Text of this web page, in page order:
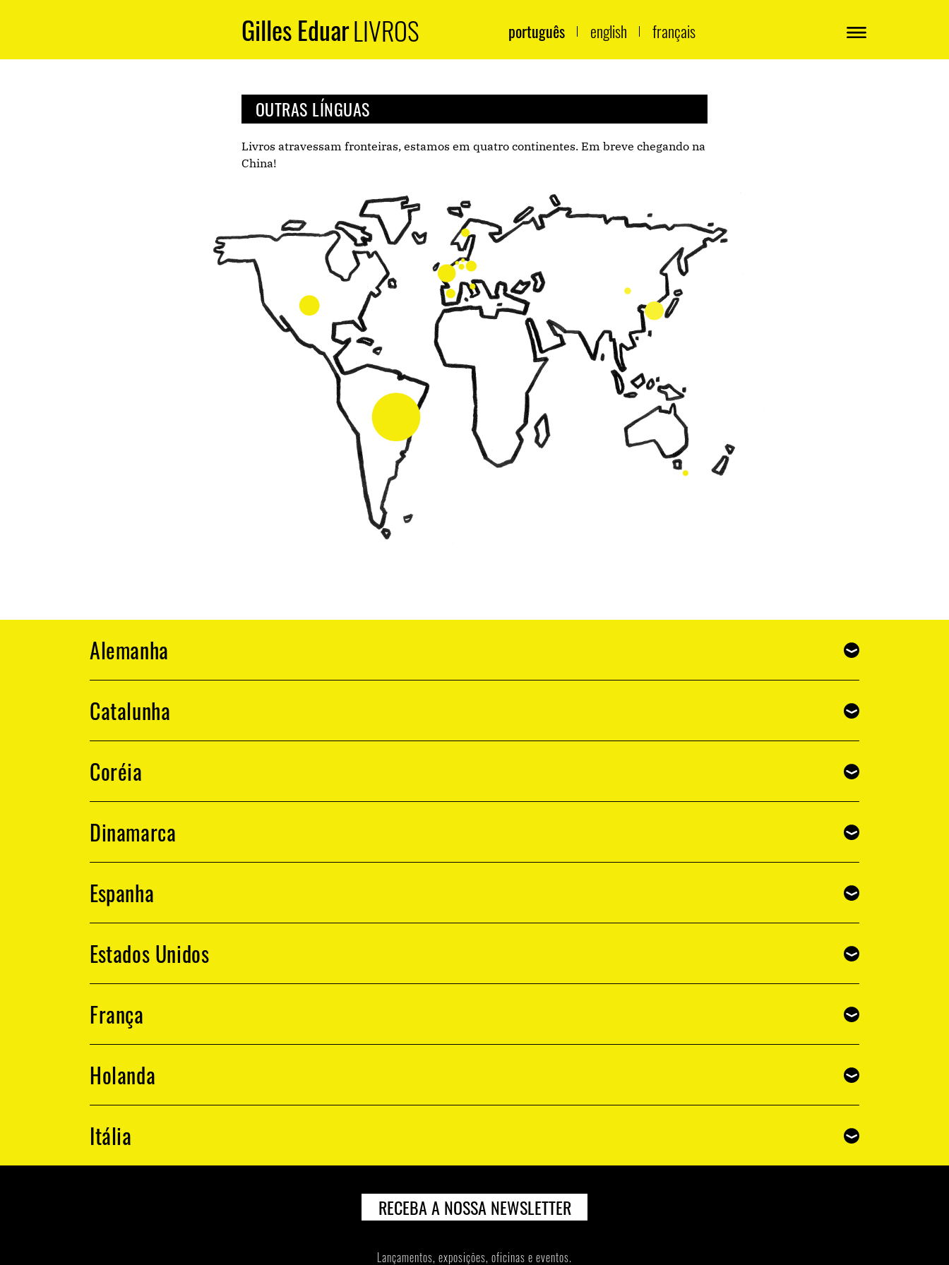
Gilles EduarLIVROS português english français
OUTRAS LÍNGUAS
Livros atravessam fronteiras, estamos em quatro continentes. Em breve chegando na
China!
Alemanha
Catalunha
Coréia
Dinamarca
Espanha
Estados Unidos
França
Holanda
Itália
RECEBA A NOSSA NEWSLETTER
Lançamentos, exposiçōes, oficinas e eventos.